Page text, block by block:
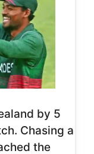
by 5
Chasing a
the